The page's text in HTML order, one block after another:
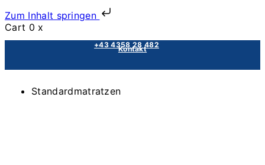
Zum Inhalt springen
Cart 0 x
+43 4358 28 482
Kontakt
Standardmatratzen